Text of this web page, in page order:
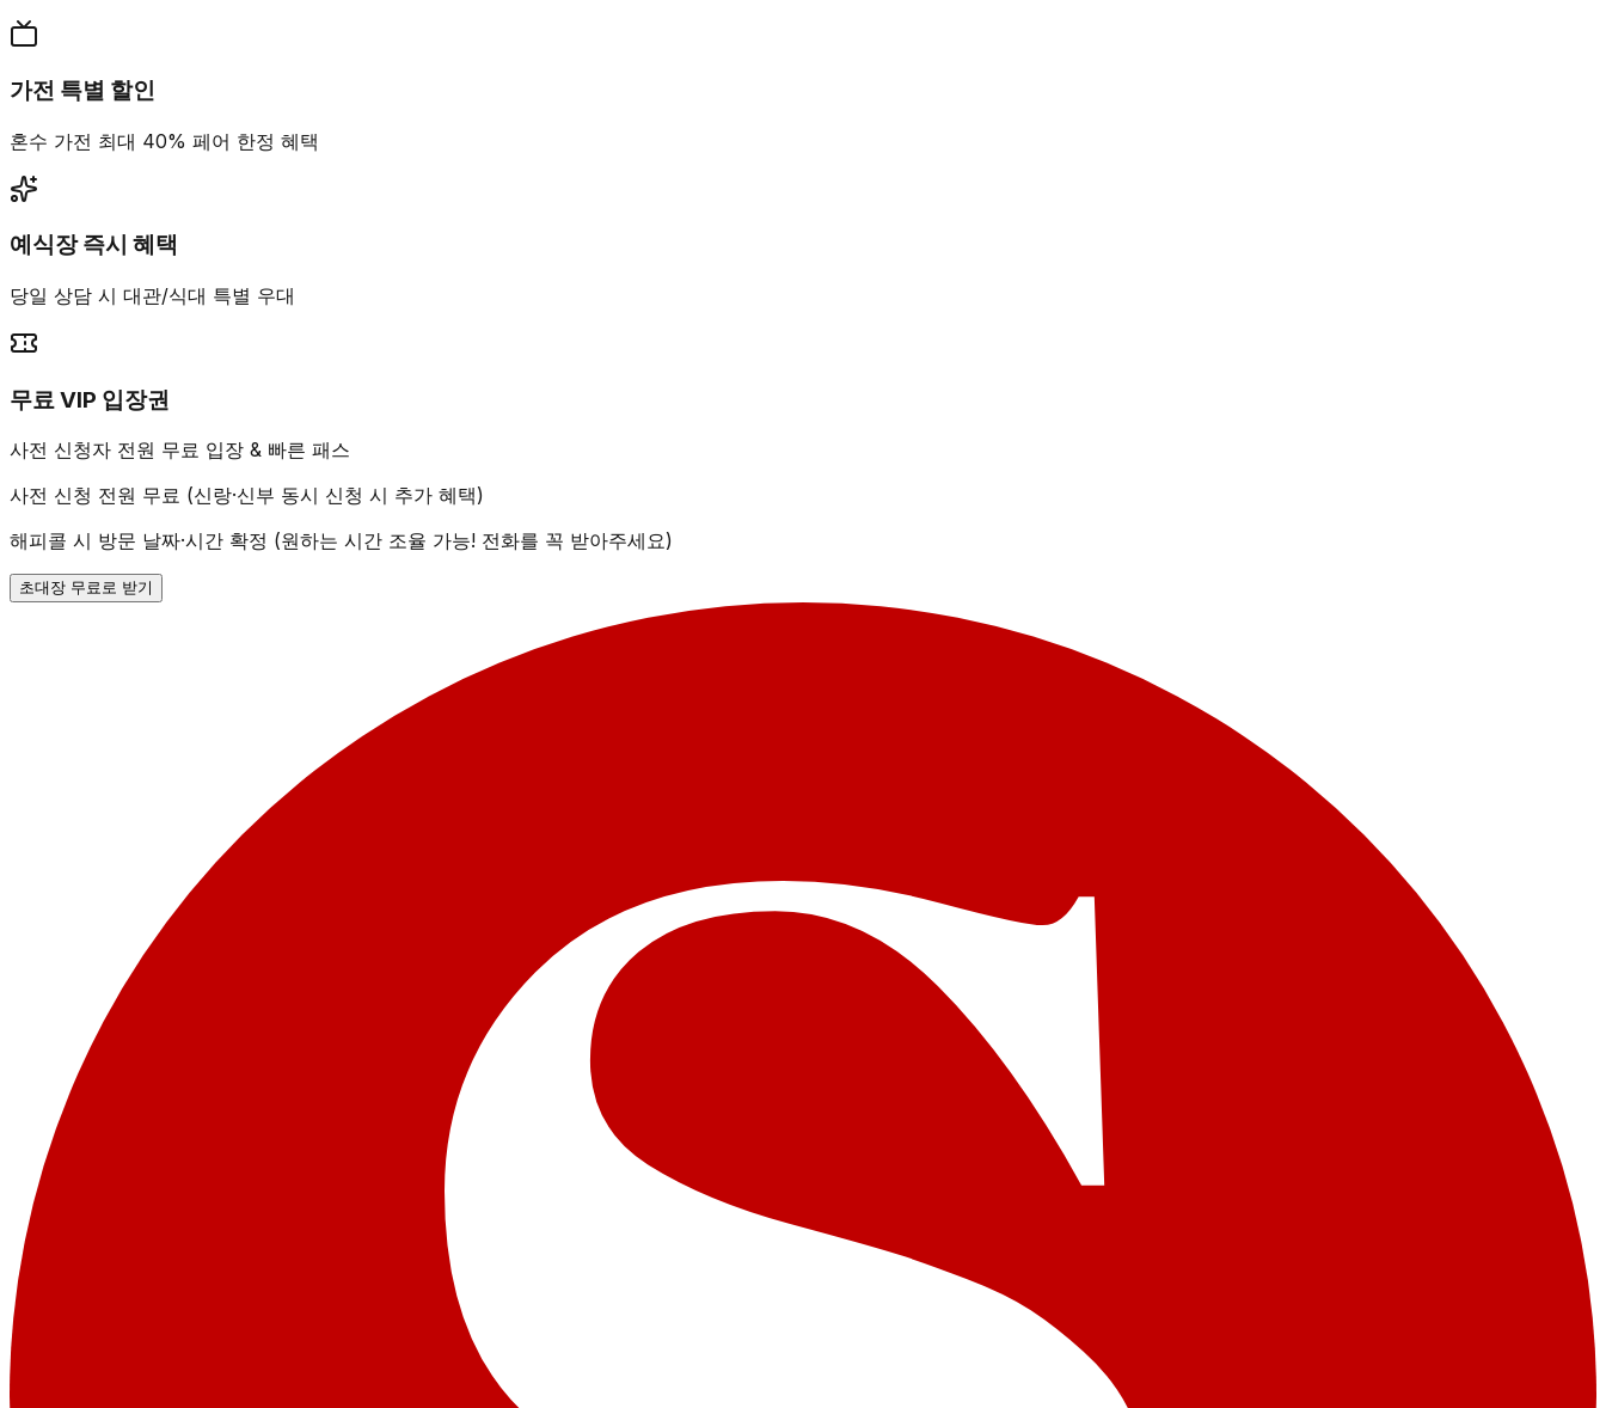
가전 특별 할인
혼수 가전 최대 40% 페어 한정 혜택
예식장 즉시 혜택
당일 상담 시 대관/식대 특별 우대
무료 VIP 입장권
사전 신청자 전원 무료 입장 & 빠른 패스
사전 신청 전원 무료 (신랑·신부 동시 신청 시 추가 혜택)
해피콜 시 방문 날짜·시간 확정 (원하는 시간 조율 가능! 전화를 꼭 받아주세요)
초대장 무료로 받기